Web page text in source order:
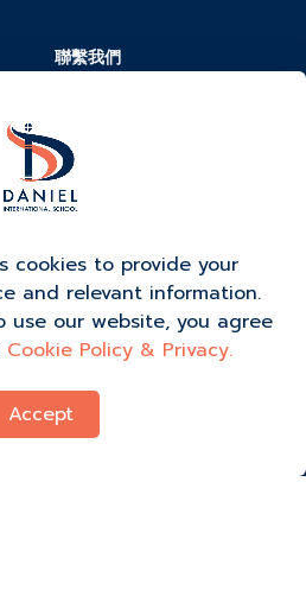
聯繫我們
cookies to provide your
and relevant information.
use our website, you agree
Cookie Policy & Privacy.
Accept